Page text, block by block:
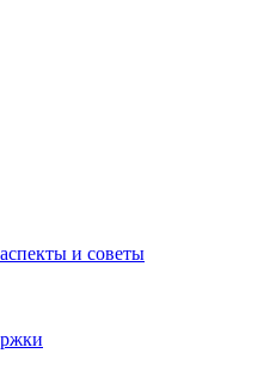
и советы